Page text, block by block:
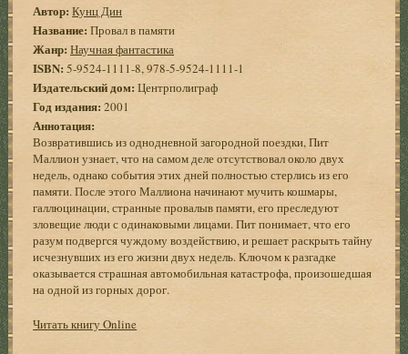
Автор: Кунц Дин
Название: Провал в памяти
Жанр: Научная фантастика
ISBN:5-9524-1111-8, 978-5-9524-1111-1
Издательский дом: Центрполиграф
Год издания: 2001
Аннотация:
Возвратившись из однодневной загородной поездки, Пит
Маллион узнает, что на самом деле отсутствовал около двух
недель, однако события этих дней полностью стерлись из его
памяти. После этого Маллиона начинают мучить кошмары,
галлюцинации, странные провалыв памяти, его преследуют
зловещие люди с одинаковыми лицами. Пит понимает, что его
разум подвергся чуждому воздействию, и решает раскрыть тайну
исчезнувших из его жизни двух недель. Ключом к разгадке
оказывается страшная автомобильная катастрофа, произошедшая
на одной из горных дорог.
Читать книгу Online